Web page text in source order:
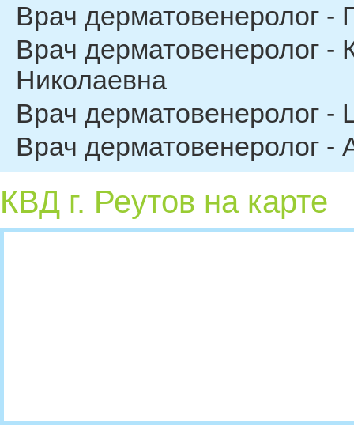
Врач дерматовенеролог -
Врач дерматовенеролог -
Николаевна
Врач дерматовенеролог -
Врач дерматовенеролог
КВД г. Реутов на карте